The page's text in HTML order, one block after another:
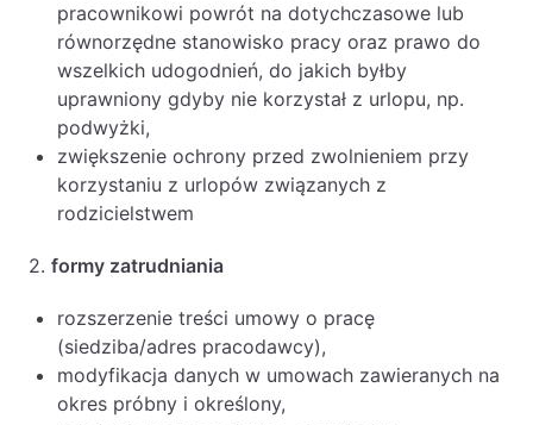
pracownikowi powrót na dotychczasowe lub
równorzędne stanowisko pracy oraz prawo do
wszelkich udogodnień, do jakich byłby
uprawniony gdyby nie korzystał z urlopu, np.
podwyżki,
zwiększenie ochrony przed zwolnieniem przy
korzystaniu z urlopów związanych z
rodzicielstwem
2. formy zatrudniania
rozszerzenie treści umowy o pracę
(siedziba/adres pracodawcy),
modyfikacja danych w umowach zawieranych na
okres próbny i określony,